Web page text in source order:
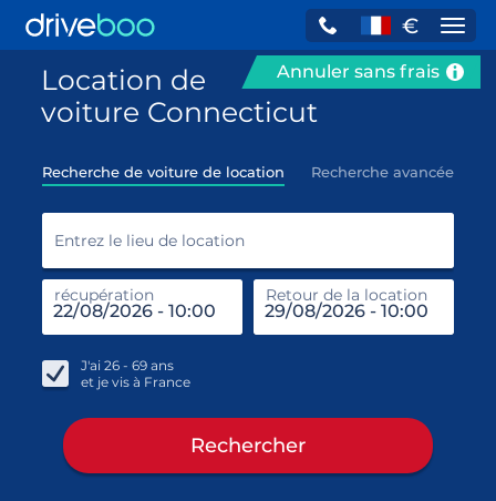
€
Annuler sans frais
Location de
voiture Connecticut
Recherche de voiture de location Recherche avancée
Entrez le lieu de location
récupération Retour de la location
J'ai 26 - 69 ans
et je vis à France
Rechercher